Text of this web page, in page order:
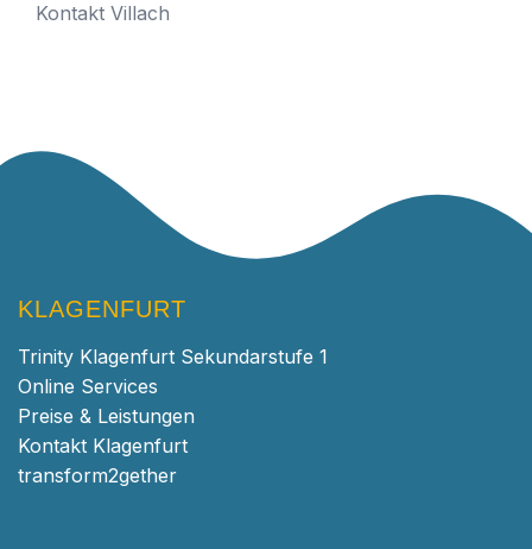
Kontakt Villach
KLAGENFURT
Trinity Klagenfurt Sekundarstufe 1
Online Services
Preise & Leistungen
Kontakt Klagenfurt
transform2gether